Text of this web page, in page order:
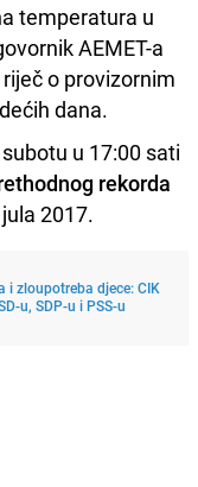
temperatura u
AEMET-a
o provizornim
dana.
u 17:00 sati
rekorda
2017.
i zloupotreba djece: CIK
u, SDP-u i PSS-u